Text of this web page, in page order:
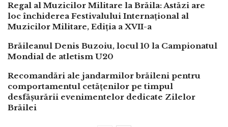
Regal al Muzicilor Militare la Brăila: Astăzi are
loc închiderea Festivalului Internațional al
Muzicilor Militare, Ediția a XVII-a
Brăileanul Denis Buzoiu, locul 10 la Campionatul
Mondial de atletism U20
Recomandări ale jandarmilor brăileni pentru
comportamentul cetățenilor pe timpul
desfășurării evenimentelor dedicate Zilelor
Brăilei